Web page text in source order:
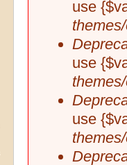
use
use
use